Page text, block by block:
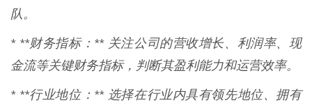
队。
* **财务指标：** 关注公司的营收增长、利润率、现
金流等关键财务指标，判断其盈利能力和运营效率。
* **行业地位：** 选择在行业内具有领先地位、拥有